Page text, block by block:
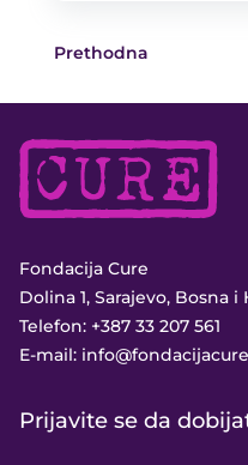
Prethodna
Fondacija Cure
Dolina 1, Sarajevo, Bosna
Telefon: +387 33 207 561
E-mail:
Prijavite se da